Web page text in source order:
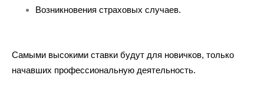
Возникновения страховых случаев.
Самыми высокими ставки будут для новичков, только
начавших профессиональную деятельность.